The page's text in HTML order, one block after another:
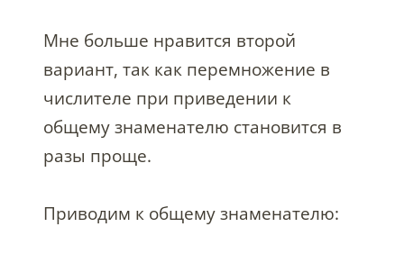
Мне больше нравится второй
вариант, так как перемножение в
числителе при приведении к
общему знаменателю становится в
разы проще.
Приводим к общему знаменателю: